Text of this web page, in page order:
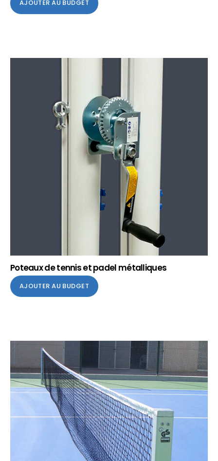
AJOUTER AU BUDGET
Poteaux de tennis et padel métalliques
AJOUTER AU BUDGET